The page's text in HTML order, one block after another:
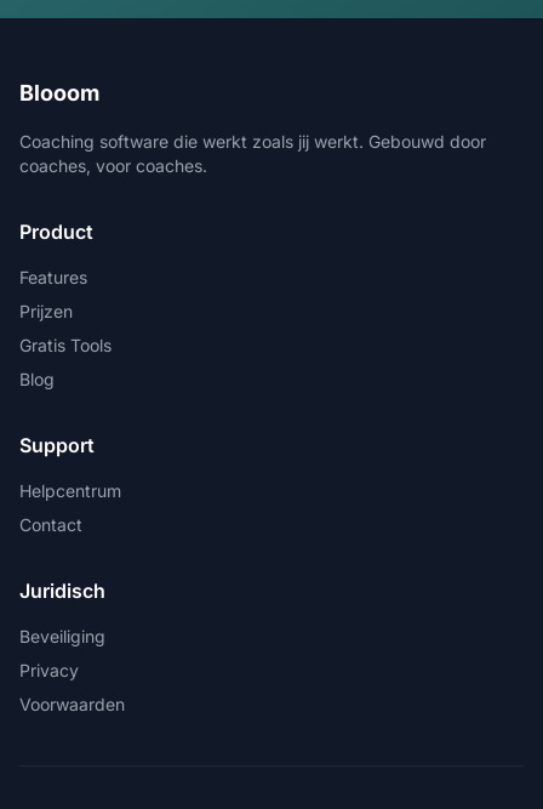
Blooom
Coaching software die werkt zoals jij werkt. Gebouwd door
coaches, voor coaches.
Product
Features
Prijzen
Gratis Tools
Blog
Support
Helpcentrum
Contact
Juridisch
Beveiliging
Privacy
Voorwaarden